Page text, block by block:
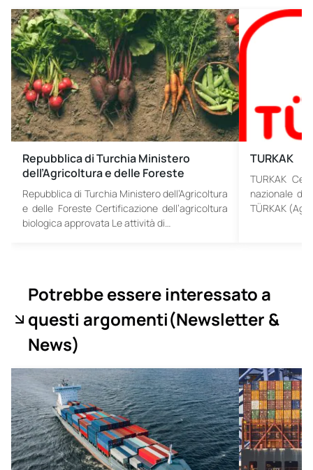
Repubblica di Turchia Ministero
dell’Agricoltura e delle Foreste
Repubblica di Turchia Ministero dell’Agricoltura
e delle Foreste Certificazione dell’agricoltura
biologica approvata Le attività di…
TURKAK
TURKAK
nazionale di
TÜRKAK
Potrebbe essere interessato a
questi argomenti(Newsletter &
News)